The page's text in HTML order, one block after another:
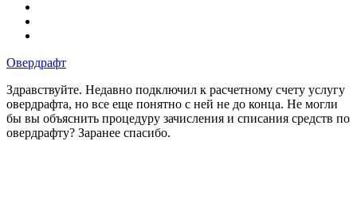
Овердрафт
Здравствуйте. Недавно подключил к расчетному счету услугу
овердрафта, но все еще понятно с ней не до конца. Не могли
бы вы объяснить процедуру зачисления и списания средств по
овердрафту? Заранее спасибо.